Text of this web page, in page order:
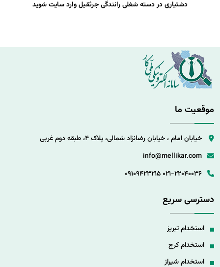
دشتیاری در دسته شغلی رانندگی جرثقیل وارد سایت شوید
موقعیت ما
خیابان امام ، خیابان رضانژاد شمالی، پلاک 4، طبقه دوم غربی
info@mellikar.com
021-22040036
09109423215
دسترسی سریع
استخدام تبریز
استخدام کرج
استخدام شیراز